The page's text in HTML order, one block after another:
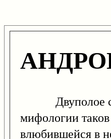
Двуполое
мифологии
влюбившейся в